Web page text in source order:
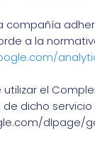
compañía
a la
utilizar el
dicho
dlpage/